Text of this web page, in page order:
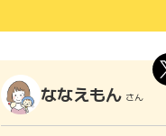
ななえもん さん